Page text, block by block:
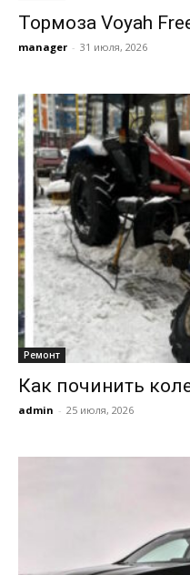
Тормоза Voyah
manager - 31 июля, 2026
Ремонт
Как починить
admin - 25 июля, 2026